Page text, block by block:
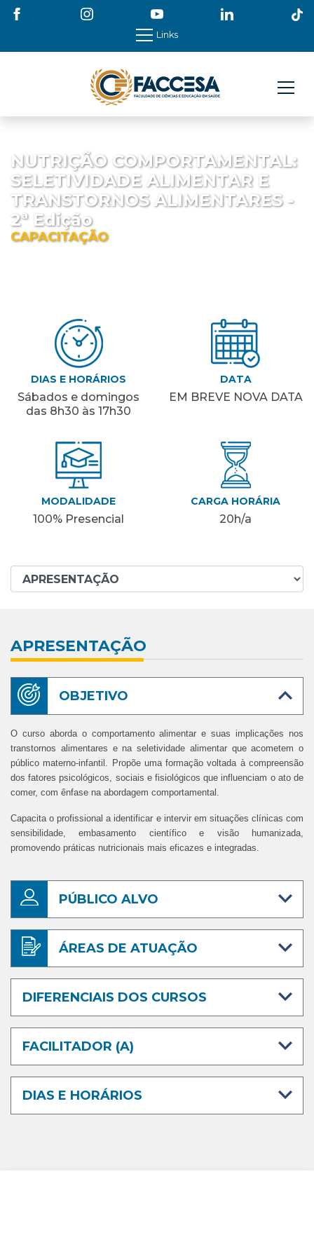
Links
NUTRIÇÃO COMPORTAMENTAL:
SELETIVIDADE ALIMENTAR E
TRANSTORNOS ALIMENTARES -
2ª Edição
CAPACITAÇÃO
DIAS E HORÁRIOS
Sábados e domingos
das 8h30 às 17h30
DATA
EM BREVE NOVA DATA
MODALIDADE
100% Presencial
CARGA HORÁRIA
20h/a
APRESENTAÇÃO
OBJETIVO
O curso aborda o comportamento alimentar e suas implicações nos
transtornos alimentares e na seletividade alimentar que acometem o
público materno-infantil. Propõe uma formação voltada à compreensão
dos fatores psicológicos, sociais e fisiológicos que influenciam o ato de
comer, com ênfase na abordagem comportamental.
Capacita o profissional a identificar e intervir em situações clínicas com
sensibilidade, embasamento científico e visão humanizada,
promovendo práticas nutricionais mais eficazes e integradas.
PÚBLICO ALVO
ÁREAS DE ATUAÇÃO
DIFERENCIAIS DOS CURSOS
FACILITADOR (A)
DIAS E HORÁRIOS